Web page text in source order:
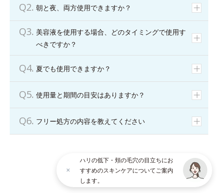
朝と夜、両方使用できますか？
美容液を使用する場合、どのタイミングで使用す
べきですか？
夏でも使用できますか？
使用量と期間の目安はありますか？
フリー処方の内容を教えてください
ハリの低下・頬の毛穴の目立ちにお
すすめのスキンケアについてご案内
します。